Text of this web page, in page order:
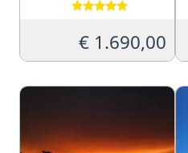
su 5
€ 1.690,00